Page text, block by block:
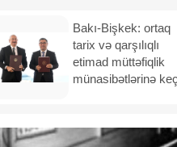
Bakı-Bişkek: ortaq
tarix və qarşılıqlı
etimad müttəfiqlik
münasibətlərinə